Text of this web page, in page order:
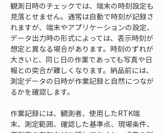
観測日時のチェックでは、端末の時刻設定も
見落とせません。通常は自動で時刻が記録さ
れますが、端末やアプリケーションの設定、
データ出力時の形式によっては、表示時刻が
想定と異なる場合があります。時刻のずれが
大きいと、同じ日の作業であっても写真や日
報との突合が難しくなります。納品前には、
測定データの日時が作業記録と自然につなが
るかを確認します。
作業記録には、観測者、使用したRTK端
末、測定範囲、確認した基準点、現場条件、